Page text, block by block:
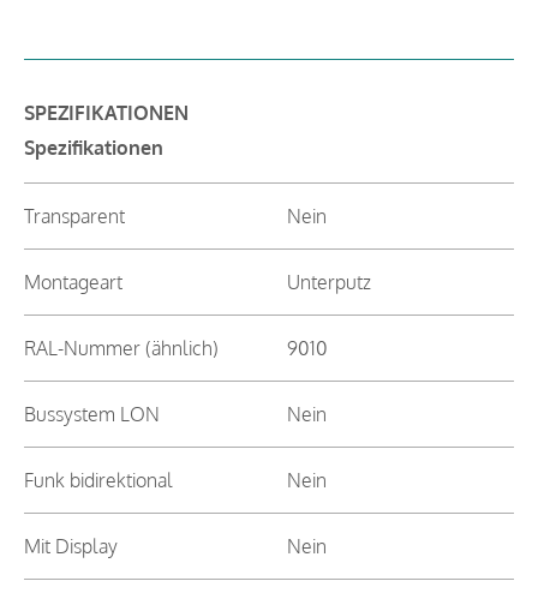
SPEZIFIKATIONEN
Spezifikationen
Transparent Nein
Montageart Unterputz
RAL-Nummer (ähnlich) 9010
Bussystem LON Nein
Funk bidirektional Nein
Mit Display Nein